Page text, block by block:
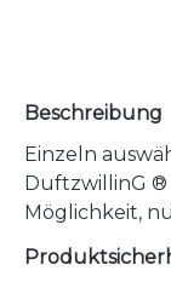
Beschreibung
Einzeln
DuftzwillinG ®
Möglichkeit,